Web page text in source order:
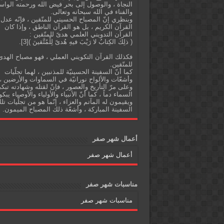
النجاة ، والوصول إلى بحر فيض الله ورحمته
والفناء في الله سبحانه وتعالى.
وبنظري إنّ المصباح الحسيني للمتّقين ، فإنّه عدل
القرآن الكريم ، بل هو القرآن الناطق ، وإذا كان
القرآن التدويني العلمي هدىً للمتّقين :
( ذلِكَ الكِتابُ لا رَيْبَ فيهِ هُدىً لِلْمُتَّقينَ )[3].
فكذلك القرآن التكويني العملي ، فهو مصباح
للمتّقين.
كما أنّ السفينة الحسينيّة للمذنبين ، لهما تجلّيات
وأشعّات والألواح نورانيّة في السماوات والأرضين ،
وعلى مرّ التأريخ والعصور ، فإنّ لقتله وشهادته
السماء دماً ، كما أنّ الأنبياء والأولياء والأوصياء
ويقيمون له المآتم والعزاء ، إنّما هو من تجلّيات
السفينة المباركة ، وأشعّة ذلك المصباح الميمون.
أعمال شهر صفر
أعمال شهر صفر
مناسبات شهر صفر
مناسبات شهر صفر